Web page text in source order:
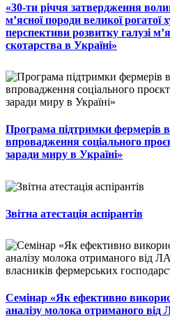
«30-ти річчя затвердження
м’ясної породи великої рогатої
перспективи розвитку галузі
скотарства в Україні»
Програма підтримки фермерів
впровадження соціального
заради миру в Україні»
Звітна атестація аспірантів
Семінар «Як ефективно
аналізу молока отриманого